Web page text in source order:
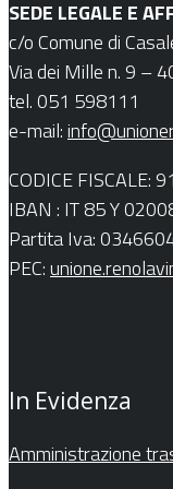
SEDE LEGALE E
c/o Comune di
Via dei Mille n. 9 –
tel. 051 598111
e-mail:
CODICE FISCALE:
IBAN : IT 85 Y
Partita Iva:
PEC:
In Evidenza
Amministrazione